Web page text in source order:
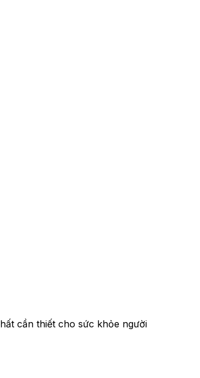
cần thiết cho sức khỏe người